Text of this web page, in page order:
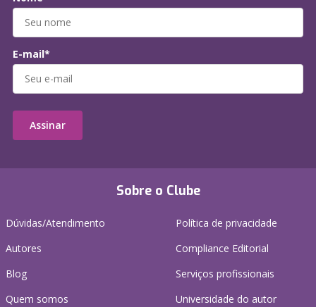
Sobre o Clube
Dúvidas/Atendimento
Autores
Blog
Quem somos
Política de privacidade
Compliance Editorial
Serviços profissionais
Universidade do autor
E-mail*
Assinar